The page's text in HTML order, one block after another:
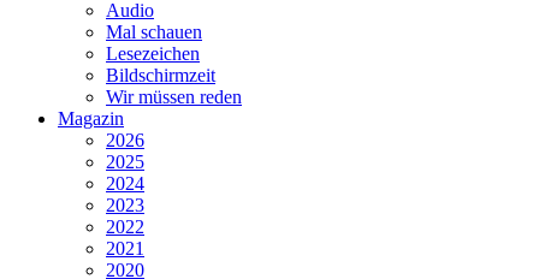
Audio
Mal schauen
Lesezeichen
Bildschirmzeit
Wir müssen reden
Magazin
2026
2025
2024
2023
2022
2021
2020